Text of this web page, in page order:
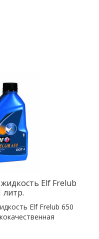
Elf Frelub
литр.
Elf Frelub 650